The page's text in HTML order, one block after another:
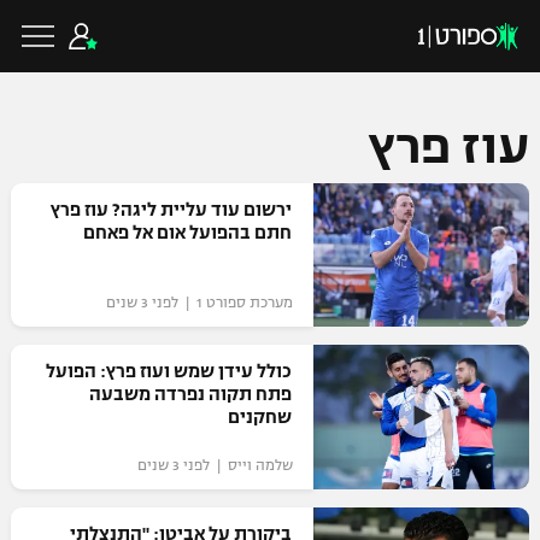
כדורגל ישראלי
ליגת העל
גביע הטוטו
ליגיונרים
גביע המדינה
כדורגל עולמי
ליגת האלופות
ליגה אירופית
ליגה אנגלית
כדורסל ישראלי
ליגת ווינר סל
ליגה לאומית
כדורסל עולמי
NBA
עוז פרץ
ירשום עוד עליית ליגה? עוז פרץ
חתם בהפועל אום אל פאחם
מערכת ספורט 1 | לפני 3 שנים
כולל עידן שמש ועוז פרץ: הפועל
פתח תקוה נפרדה משבעה
שחקנים
שלמה וייס | לפני 3 שנים
ביקורת על אביטן: "התנצלתי